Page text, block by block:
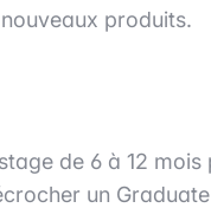
produits.
de 6 à 12
un